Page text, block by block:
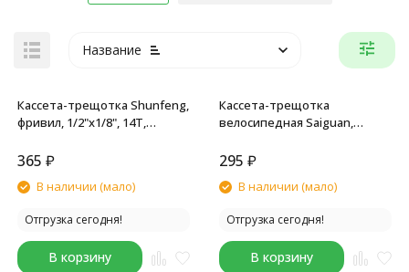
Название
Кассета-трещотка Shunfeng,
фривил, 1/2"x1/8", 14T,
коричневая
365 ₽
В наличии (мало)
Отгрузка сегодня!
В корзину
Кассета-трещотка
велосипедная Saiguan,
резьба 1.37", коричневая
295 ₽
В наличии (мало)
Отгрузка сегодня!
В корзину